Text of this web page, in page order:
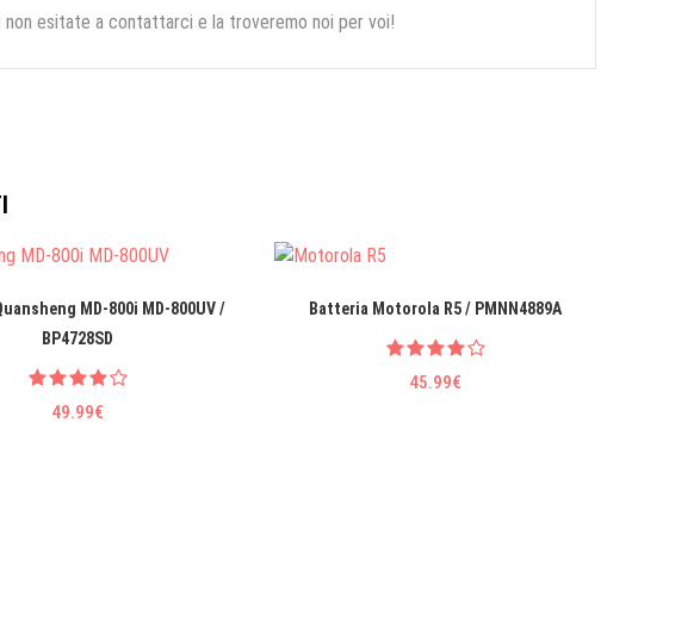
esitate a contattarci e la troveremo noi per voi!
MD-800i MD-800UV /
BP4728SD
49.99€
Batteria Motorola R5 / PMNN4889A
45.99€